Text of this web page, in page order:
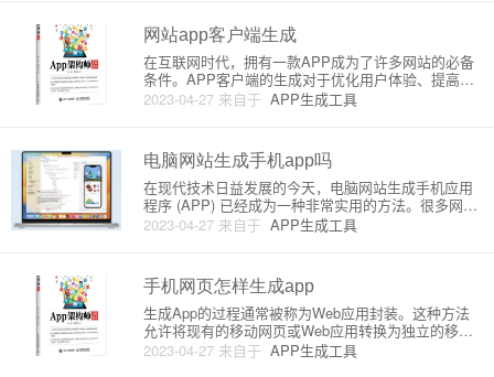
序中。本文将介绍几款
网站app客户端生成
2023-04-27 来自于 APP生成工具
在互联网时代，拥有一款APP成为了许多网站的必备
条件。APP客户端的生成对于优化用户体验、提高品
牌知名度具有重要价值。这篇文章将为你介绍APP客
户端生成的原理以及详细步骤。我们会从以下几个方
以分为三类：原生
电脑网站生成手机app吗
2023-04-27 来自于 APP生成工具
在现代技术日益发展的今天，电脑网站生成手机应用
程序 (APP) 已经成为一种非常实用的方法。很多网站
希望通过生成 APP 提高用户体验、覆盖移动设备及留
住用户。在本文中，我们将详细介绍将电脑网站生成
将现有
手机网页怎样生成app
2023-04-27 来自于 APP生成工具
生成App的过程通常被称为Web应用封装。这种方法
允许将现有的移动网页或Web应用转换为独立的移动
应用（App），以便在Android或iOS设备上运行。这
样可以让你将你的产品分发到各种移动应用商店，提